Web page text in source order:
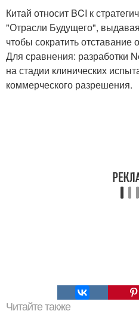
Китай относит BCI к
"Отрасли Будущего",
чтобы сократить отставание
Для сравнения: разработки
на стадии клинических
коммерческого разрешения.
Читайте также